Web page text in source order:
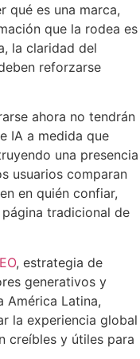
qué es una marca,
que la rodea es
la claridad del
reforzarse
ahora no tendrán
IA a medida que
una presencia
usuarios comparan
en quién confiar,
tradicional de
, estrategia de
generativos y
América Latina,
la experiencia global
creíbles y útiles para